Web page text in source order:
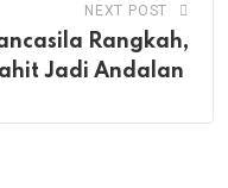
NEXT POST
Rangkah,
Jadi Andalan